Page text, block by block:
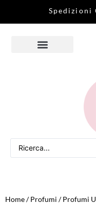
Sped izi on i
Home/Profumi /Profumi